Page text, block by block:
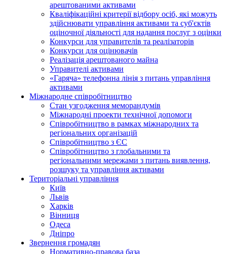
арештованими активами
Кваліфікаційні критерії відбору осіб, які можуть
здiйснювати управління активами та суб'єктів
оціночної діяльності для надання послуг з оцінки
Конкурси для управителів та реалізаторів
Конкурси для оцінювачів
Реалізація арештованого майна
Управителі активами
«Гаряча» телефонна лінія з питань управління
активами
Міжнародне співробітництво
Стан узгодження меморандумів
Міжнародні проекти технічної допомоги
Співробітництво в рамках міжнародних та
регіональних організацій
Співробітництво з ЄС
Співробітництво з глобальними та
регіональними мережами з питань виявлення,
розшуку та управління активами
Територіальні управління
Київ
Львів
Харків
Вінниця
Одеса
Дніпро
Звернення громадян
Нормативно-правова база